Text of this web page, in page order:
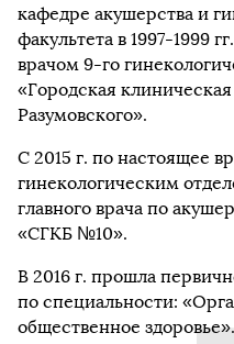
кафедре акушерства и
факультета в 1997-1999
врачом 9-го
«Городская
Разумовского».
С 2015 г. по настоящее
гинекологическим
главного врача по
«СГКБ №10».
В 2016 г. прошла
по специальности:
общественное здоровье».